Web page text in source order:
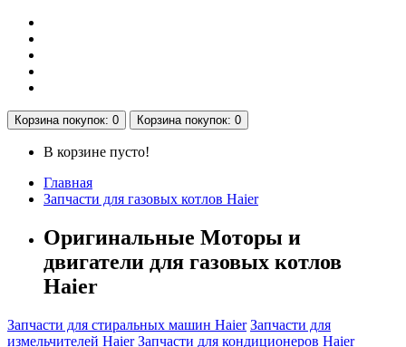
Корзинапокупок: 0 Корзинапокупок: 0
В корзине пусто!
Главная
Запчасти для газовых котлов Haier
Оригинальные Моторы и
двигатели для газовых котлов
Haier
Запчасти для стиральных машин Haier Запчасти для
измельчителей Haier Запчасти для кондиционеров Haier